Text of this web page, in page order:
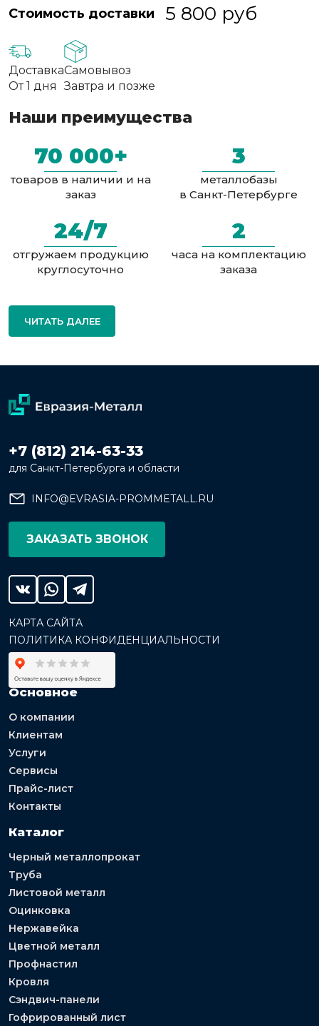
Стоимость доставки 5 800 руб
Доставка
От 1 дня
Самовывоз
Завтра и позже
Наши преимущества
70 000+
товаров в наличии и на
заказ
3
металлобазы
в Санкт-Петербурге
24/7
отгружаем продукцию
круглосуточно
2
часа на комплектацию
заказа
ЧИТАТЬ ДАЛЕЕ
+7 (812) 214-63-33
для Санкт-Петербурга и области
INFO@EVRASIA-PROMMETALL.RU
ЗАКАЗАТЬ ЗВОНОК
КАРТА САЙТА
ПОЛИТИКА КОНФИДЕНЦИАЛЬНОСТИ
Основное
О компании
Клиентам
Услуги
Сервисы
Прайс-лист
Контакты
Каталог
Черный металлопрокат
Труба
Листовой металл
Оцинковка
Нержавейка
Цветной металл
Профнастил
Кровля
Сэндвич-панели
Гофрированный лист